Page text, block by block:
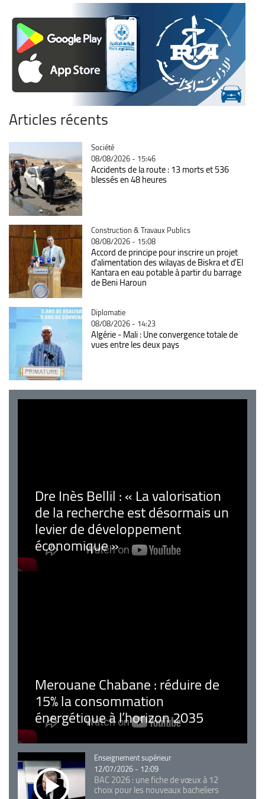
Articles récents
Catégorie
Société
08/08/2026 - 15:46
Accidents de la route : 13 morts et 536
blessés en 48 heures
Catégorie
Construction & Travaux Publics
08/08/2026 - 15:08
Accord de principe pour inscrire un projet
d'alimentation des wilayas de Biskra et d'El
Kantara en eau potable à partir du barrage
de Beni Haroun
Catégorie
Diplomatie
08/08/2026 - 14:23
Algérie - Mali : Une convergence totale de
vues entre les deux pays
Dre Inès Bellil : « La valorisation
de la recherche est désormais un
levier de développement
économique »
Merouane Chabane : réduire de
15% la consommation
énergétique à l’horizon 2035
Catégorie
Enseignement supérieur
12/07/2026 - 12:09
BAC 2026 : une fiche de vœux à 12
choix pour les nouveaux bacheliers